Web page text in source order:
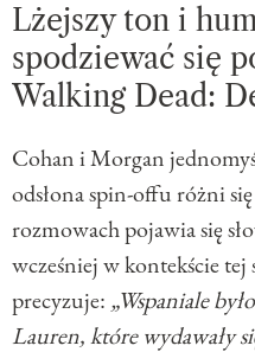
Lżejszy ton i
spodziewać się
Walking Dead:
Cohan i Morgan
odsłona spin-offu różni
rozmowach pojawia się
wcześniej w kontekście
precyzuje: „Wspaniale
Lauren, które wydawały